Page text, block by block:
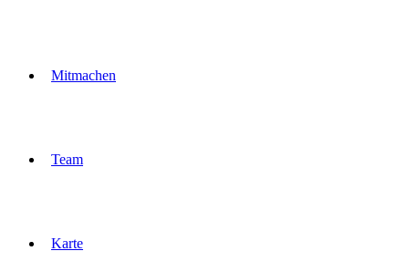
Mitmachen
Team
Karte